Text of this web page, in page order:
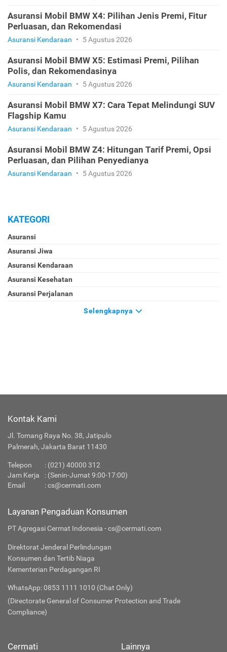
Asuransi Mobil BMW X4: Pilihan Jenis Premi, Fitur
Perluasan, dan Rekomendasi
Asuransi Kendaraan • 5 Agustus 2026
Asuransi Mobil BMW X5: Estimasi Premi, Pilihan
Polis, dan Rekomendasinya
Asuransi Kendaraan • 5 Agustus 2026
Asuransi Mobil BMW X7: Cara Tepat Melindungi SUV
Flagship Kamu
Asuransi Kendaraan • 5 Agustus 2026
Asuransi Mobil BMW Z4: Hitungan Tarif Premi, Opsi
Perluasan, dan Pilihan Penyedianya
Asuransi Kendaraan • 5 Agustus 2026
KATEGORI
Asuransi
Asuransi Jiwa
Asuransi Kendaraan
Asuransi Kesehatan
Asuransi Perjalanan
Selengkapnya
Kontak Kami
Jl. Tomang Raya No. 38, Jatipulo
Palmerah, Jakarta Barat 11430
Telepon : (021) 40000 312
Jam Kerja
: (Senin-Jumat 9:00-17:00)
Email
:cs@cermati.com
Layanan Pengaduan Konsumen
PT Agregasi Cermat Indonesia - cs@cermati.com
Direktorat Jenderal Perlindungan
Konsumen dan Tertib Niaga
Kementerian Perdagangan RI
WhatsApp: 0853 1111 1010 (Chat Only)
(Directorate General of Consumer Protection and Trade
Compliance)
Cermati Lainnya